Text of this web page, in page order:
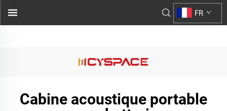
&am...">
FR
Cabine acoustique portable